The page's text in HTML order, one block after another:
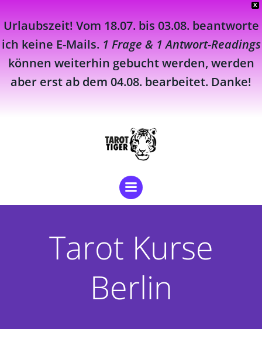
X
Urlaubszeit! Vom 18.07. bis 03.08. beantworte
ich keine E-Mails. 1 Frage & 1 Antwort-Readings
können weiterhin gebucht werden, werden
aber erst ab dem 04.08. bearbeitet. Danke!
Inhalt
springen
Tarot Kurse
Berlin